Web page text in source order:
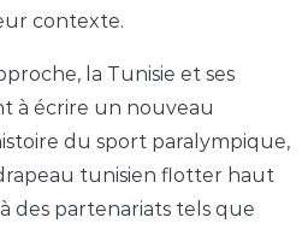
contexte.
la Tunisie et ses
à écrire un nouveau
du sport paralympique,
tunisien flotter haut
des partenariats tels que